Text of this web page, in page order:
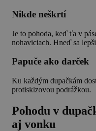
Nikde neškrtí
Je to pohoda, keď ťa v
nohaviciach. Hneď sa
Papuče ako darček
Ku každým dupačkám
protisklzovou podrážkou.
Pohodu v
aj vonku